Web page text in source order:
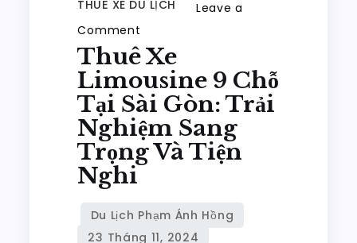
THUÊ XE DU LỊCH
Leave a
Comment
Thuê
Xe
Limousine
9
Chỗ
Tại
Gòn:
Trải
Thuê Xe
Limousine 9 Chỗ
Tại Sài Gòn: Trải
Nghiệm Sang
Trọng Và Tiện
Nghi